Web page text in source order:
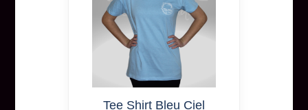
Tee Shirt Bleu Ciel
plusieurs
variations.
Les
options
peuvent